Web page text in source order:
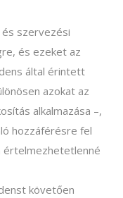
és szervezési
és ezeket az
által érintett
azokat az
alkalmazása –,
hozzáférésre fel
követően